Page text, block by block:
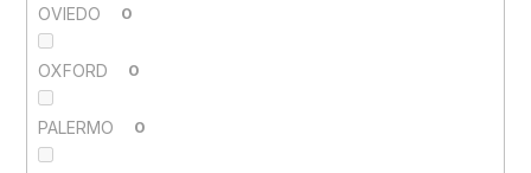
OVIEDO 0
OXFORD 0
PALERMO 0